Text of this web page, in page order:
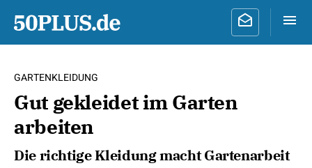
GARTENKLEIDUNG
Gut gekleidet im Garten
arbeiten
Die richtige Kleidung macht Gartenarbeit